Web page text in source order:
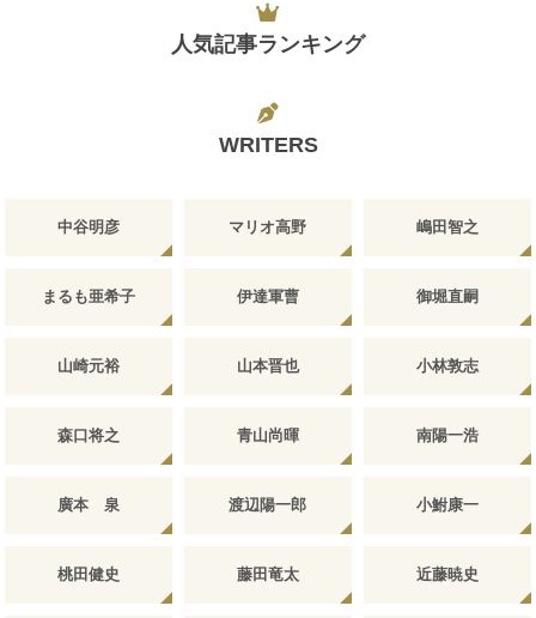
人気記事ランキング
WRITERS
中谷明彦 マリオ高野 嶋田智之
まるも亜希子 伊達軍曹 御堀直嗣
山崎元裕 山本晋也 小林敦志
森口将之 青山尚暉 南陽一浩
廣本 泉 渡辺陽一郎 小鮒康一
桃田健史 藤田竜太 近藤暁史